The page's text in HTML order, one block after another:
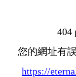
404
您的網址有
https://